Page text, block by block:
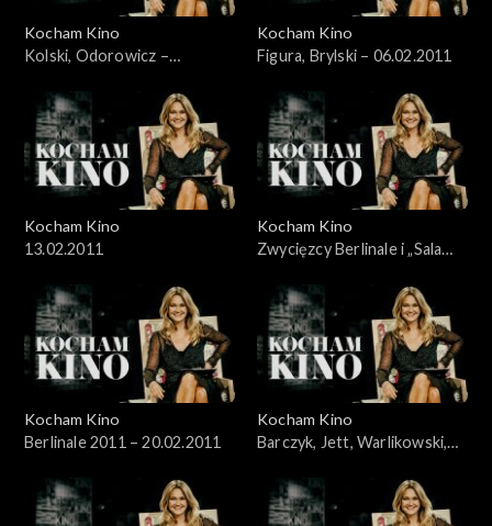
Kocham Kino
Kolski, Odorowicz –
Kocham Kino
Figura, Brylski – 06.02.2011
Kocham Kino
13.02.2011
Kocham Kino
Zwycięzcy Berlinale i „Sala
Kocham Kino
Berlinale 2011 – 20.02.2011
Kocham Kino
Barczyk, Jett, Warlikowski,